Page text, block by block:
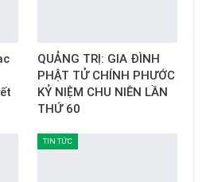
QUẢNG TRỊ: GIA ĐÌNH
PHẬT TỬ CHÍNH PHƯỚC
KỶ NIỆM CHU NIÊN LẦN
THỨ 60
TIN TỨC